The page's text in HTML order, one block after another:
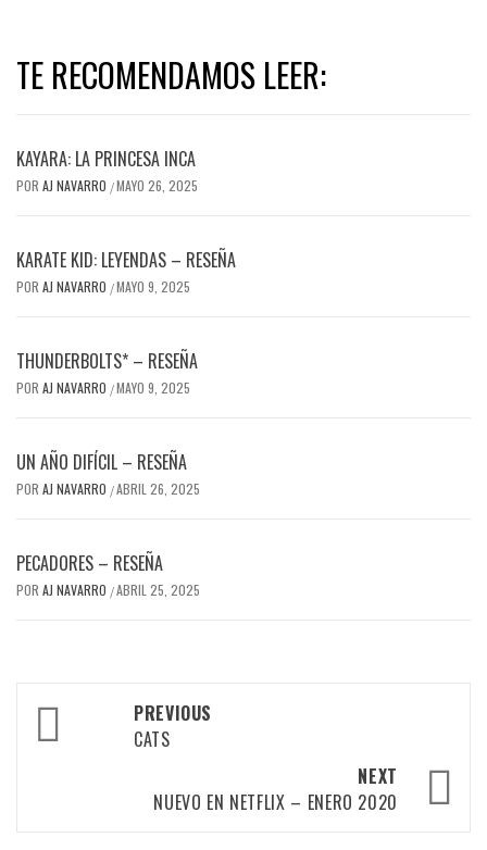
TE RECOMENDAMOS LEER:
KAYARA: LA PRINCESA INCA
POR AJ NAVARRO /MAYO 26, 2025
KARATE KID: LEYENDAS – RESEÑA
POR AJ NAVARRO /MAYO 9, 2025
THUNDERBOLTS* – RESEÑA
POR AJ NAVARRO /MAYO 9, 2025
UN AÑO DIFÍCIL – RESEÑA
POR AJ NAVARRO /ABRIL 26, 2025
PECADORES – RESEÑA
POR AJ NAVARRO /ABRIL 25, 2025
Post
navigation
PREVIOUS
CATS
NEXT
NUEVO EN NETFLIX – ENERO 2020